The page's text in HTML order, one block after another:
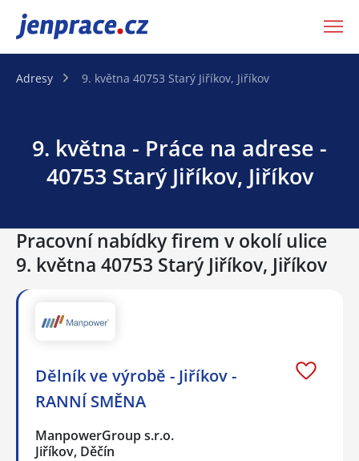
JenPráce.cz
Adresy 9. května 40753 Starý Jiříkov, Jiříkov
9. května - Práce na adrese -
40753 Starý Jiříkov, Jiříkov
Pracovní nabídky firem v okolí ulice
9. května 40753 Starý Jiříkov, Jiříkov
Dělník ve výrobě - Jiříkov -
RANNÍ SMĚNA
ManpowerGroup s.r.o.
Jiříkov, Děčín